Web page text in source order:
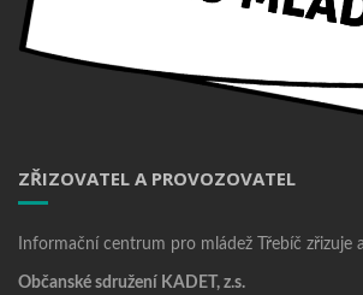
ZŘIZOVATEL A PROVOZOVATEL
Informační centrum pro mládež Třebíč zřizuje
Občanské sdružení KADET, z.s.